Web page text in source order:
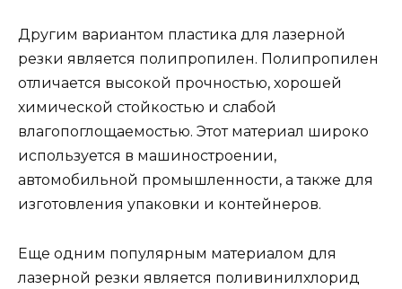
Другим вариантом пластика для лазерной
резки является полипропилен. Полипропилен
отличается высокой прочностью, хорошей
химической стойкостью и слабой
влагопоглощаемостью. Этот материал широко
используется в машиностроении,
автомобильной промышленности, а также для
изготовления упаковки и контейнеров.
Еще одним популярным материалом для
лазерной резки является поливинилхлорид